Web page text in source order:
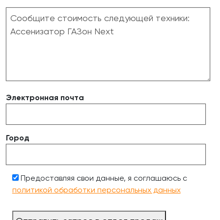
Электронная почта
Город
Предоставляя свои данные, я соглашаюсь с
политикой обработки персональных данных